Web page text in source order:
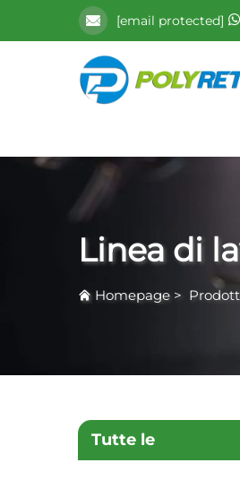
[email protected]
Linea di
Homepage >
Tutte le